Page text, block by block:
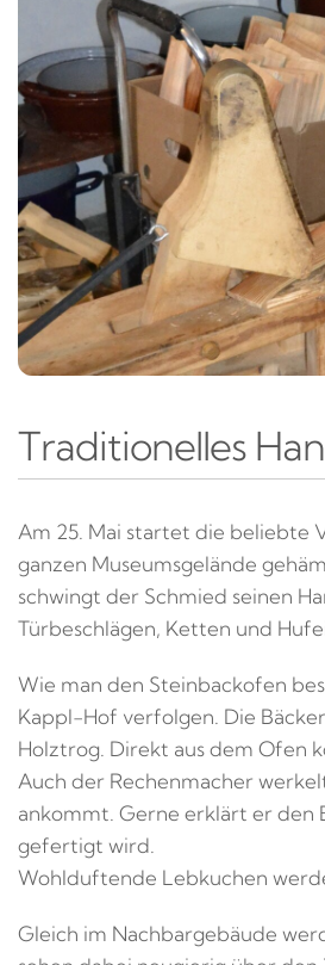
Traditionelles
Am 25. Mai startet die beliebte
ganzen Museumsgelände
schwingt der Schmied seinen
Türbeschlägen, Ketten und
Wie man den Steinbackofen
Kappl-Hof verfolgen. Die
Holztrog. Direkt aus dem Ofen
Auch der Rechenmacher
ankommt. Gerne erklärt er den
gefertigt wird.
Wohlduftende Lebkuchen
Gleich im Nachbargebäude